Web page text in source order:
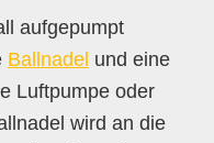
aufgepumpt
Ballnadel und eine
Luftpumpe oder
wird an die